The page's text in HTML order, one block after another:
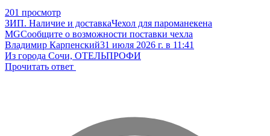
201 просмотр
ЗИП. Наличие и доставкаЧехол для пароманекена
MGСообщите о возможности поставки чехла
Владимир Карпенский31 июля 2026 г. в 11:41
Из города Сочи, ОТЕЛЬПРОФИ
Прочитать ответ